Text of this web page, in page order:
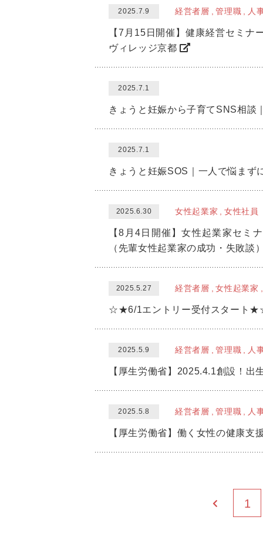
2025.7.9 経営者層 管理職 人
【7月15日開催】健康経営セミ
ヴィレッジ京都
2025.7.1
きょうと妊娠から子育てSNS相
2025.7.1
きょうと妊娠SOS｜一人で悩まず
2025.6.30 女性起業家 女性社員
【8月4日開催】女性起業家セミ
（先輩女性起業家の成功・失敗
2025.5.27 経営者層 女性起業家
☆★6/1エントリー受付スタート★☆
2025.5.9 経営者層 管理職 人
【厚生労働省】2025.4.1創設！
2025.5.8 経営者層 管理職 人
【厚生労働省】働く女性の健康支
1